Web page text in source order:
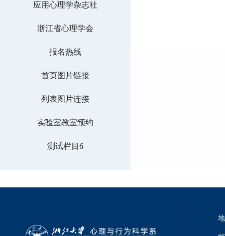
应用心理学杂志社
浙江省心理学会
报名热线
首页图片链接
列表图片连接
实验室教室预约
测试栏目6